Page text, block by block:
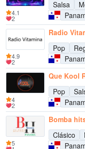
Salsa
4.1
2
Radio
Pop
4.9
2
Que Kool
Pop
4
2
Bomba
Clásico
5